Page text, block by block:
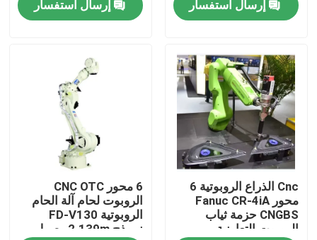
المنزل
المنتجات
فيديوهات
معلومات عنا
جولة في المعمل
مجلس إدارةإرسال استفسار
صناعي TBi RM2 روبوت
مصابيح لحام
إرسال استفسار
Cnc الذراع الروبوتية 6
محور Fanuc CR-4iA
CNGBS حزمة ثياب
الروبوت التعاونية
6 محور CNC OTC
الروبوت لحام آلة الحام
الروبوتية FD-V130
نموذج 2.139m وصول